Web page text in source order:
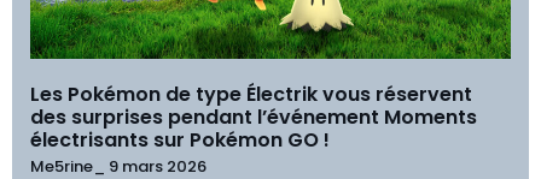
Les Pokémon de type Électrik vous réservent
des surprises pendant l’événement Moments
électrisants sur Pokémon GO !
Me5rine_ 9 mars 2026